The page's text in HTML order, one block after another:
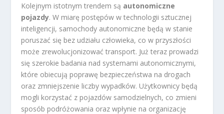
Kolejnym istotnym trendem są autonomiczne
pojazdy. W miarę postępów w technologii sztucznej
inteligencji, samochody autonomiczne będą w stanie
poruszać się bez udziału człowieka, co w przyszłości
może zrewolucjonizować transport. Już teraz prowadzi
się szerokie badania nad systemami autonomicznymi,
które obiecują poprawę bezpieczeństwa na drogach
oraz zmniejszenie liczby wypadków. Użytkownicy będą
mogli korzystać z pojazdów samodzielnych, co zmieni
sposób podróżowania oraz wpłynie na organizację